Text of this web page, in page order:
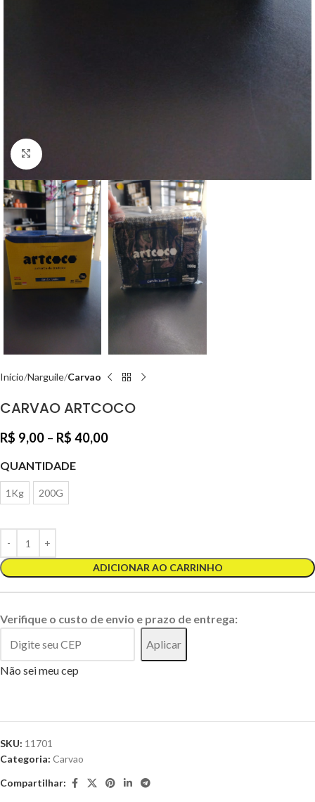
Clique para ampliar
Início Narguile Carvao
CARVAO ARTCOCO
R$ 9,00 – R$ 40,00
QUANTIDADE
1Kg 200G
ADICIONAR AO CARRINHO
Verifique o custo de envio e prazo de entrega:
Aplicar
Não sei meu cep
SKU: 11701
Categoria: Carvao
Compartilhar: